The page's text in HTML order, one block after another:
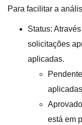
Para facilitar a
Status:
solicitações
aplicadas.
está em